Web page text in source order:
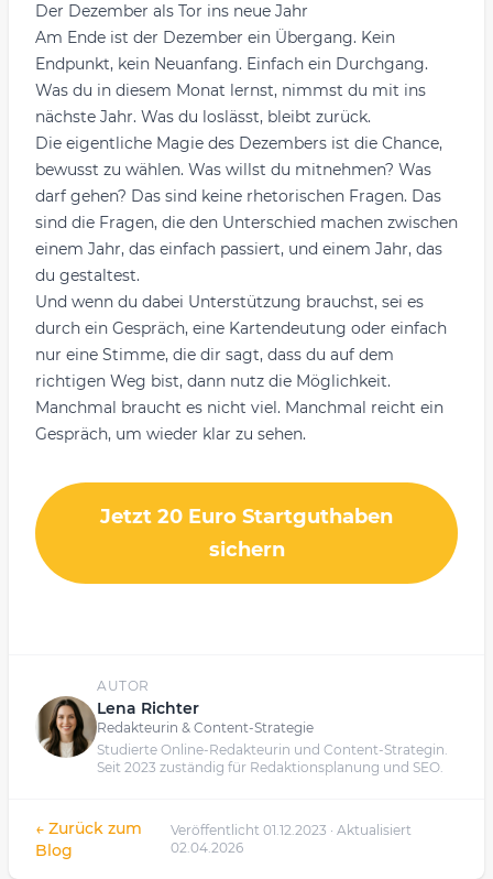
Der Dezember als Tor ins neue Jahr
Am Ende ist der Dezember ein Übergang. Kein
Endpunkt, kein Neuanfang. Einfach ein Durchgang.
Was du in diesem Monat lernst, nimmst du mit ins
nächste Jahr. Was du loslässt, bleibt zurück.
Die eigentliche Magie des Dezembers ist die Chance,
bewusst zu wählen. Was willst du mitnehmen? Was
darf gehen? Das sind keine rhetorischen Fragen. Das
sind die Fragen, die den Unterschied machen zwischen
einem Jahr, das einfach passiert, und einem Jahr, das
du gestaltest.
Und wenn du dabei Unterstützung brauchst, sei es
durch ein Gespräch, eine Kartendeutung oder einfach
nur eine Stimme, die dir sagt, dass du auf dem
richtigen Weg bist, dann nutz die Möglichkeit.
Manchmal braucht es nicht viel. Manchmal reicht ein
Gespräch, um wieder klar zu sehen.
Jetzt 20 Euro Startguthaben
sichern
AUTOR
Lena Richter
Redakteurin & Content-Strategie
Studierte Online-Redakteurin und Content-Strategin.
Seit 2023 zuständig für Redaktionsplanung und SEO.
← Zurück zum
Blog
Veröffentlicht 01.12.2023 · Aktualisiert
02.04.2026